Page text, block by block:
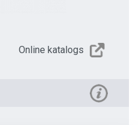
Online katalogs